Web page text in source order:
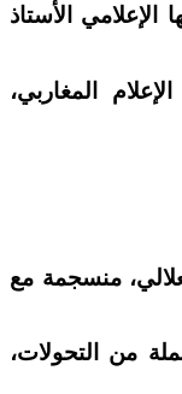
الإعلامي الأستاذ
المغاربي،
منسجمة مع
من التحولات،